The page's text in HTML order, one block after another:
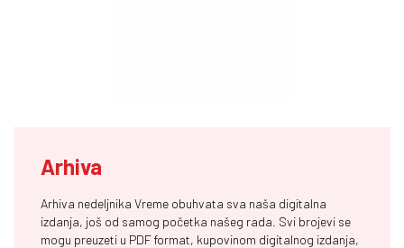
Arhiva
Arhiva nedeljnika Vreme obuhvata sva naša digitalna
izdanja, još od samog početka našeg rada. Svi brojevi se
mogu preuzeti u PDF format, kupovinom digitalnog izdanja,